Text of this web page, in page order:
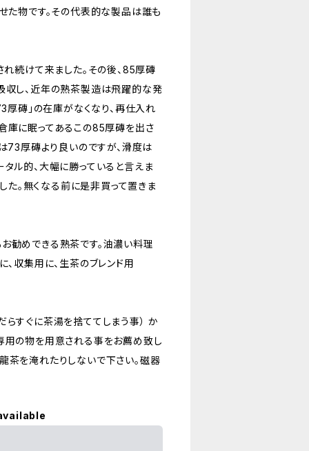
た物です。その代表的な製品は誰も
続けて来ました。その後、85厚磚
収し、近年の熟茶製造は飛躍的な発
磚」の在庫がなくなり、再仕入れ
庫に眠ってあるこの85厚磚を出さ
73厚磚より良いのですが、滑度は
ル的、大幅に勝っていると言えま
。無くなる前に是非買って置きま
勧めできる熟茶です。油濃い料理
、収集用に、生茶のブレンド用
すぐに茶湯を捨ててしまう事） か
用の物を用意される事をお薦め致し
茶を淹れたりしないで下さい。磁器